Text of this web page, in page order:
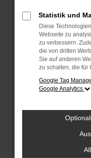
sind.
Veraltete
führen, dass
unterstützt
Wende dich
hast, kontaktiere
versuchen, das
uns diesen Text
Fehlersuche zu
Statistik und
Diese
Webseite zu
zu verbessern.
die von dritten
Sie auf anderen
zu schalten, die für
Google Tag
Google Analytics